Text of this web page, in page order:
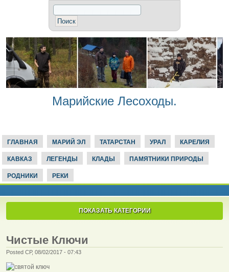
Марийские Лесоходы.
ГЛАВНАЯ МАРИЙ ЭЛ ТАТАРСТАН УРАЛ КАРЕЛИЯ
КАВКАЗ ЛЕГЕНДЫ КЛАДЫ ПАМЯТНИКИ ПРИРОДЫ
РОДНИКИ РЕКИ
ПОКАЗАТЬ КАТЕГОРИИ
Чистые Ключи
Posted СР, 08/02/2017 - 07:43